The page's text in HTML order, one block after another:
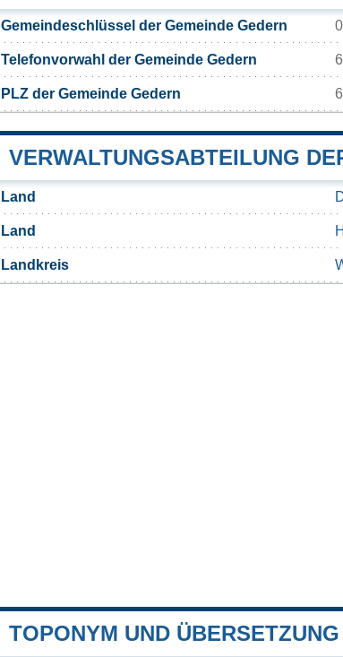
Gemeindeschlüssel der Gemeinde Gedern
Telefonvorwahl der Gemeinde Gedern
PLZ der Gemeinde Gedern
VERWALTUNGSABTEILUNG
Land
Land
Landkreis
TOPONYM UND